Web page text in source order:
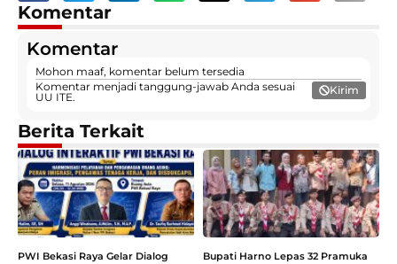
Komentar
Komentar
Mohon maaf, komentar belum tersedia
Komentar menjadi tanggung-jawab Anda sesuai
UU ITE.
Kirim
Berita Terkait
PWI Bekasi Raya Gelar Dialog
Bupati Harno Lepas 32 Pramuka